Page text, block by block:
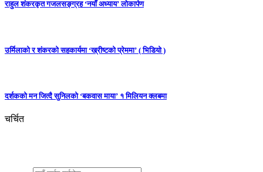
राहुल शंकरकृत गजलसङ्ग्रह ‘नयाँ अध्याय’ लोकार्पण
उर्मिलाको र शंकरको सहकार्यमा ‘ख्रीष्टको प्रेममा’ ( भिडियो )
दर्शकको मन जित्दै सुनिलको ‘बकवास माया’ १ मिलियन क्लबमा
चर्चित